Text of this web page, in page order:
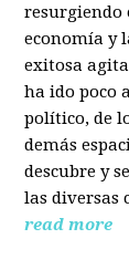
resurgiendo
economía y
exitosa
ha ido poco
político, de
demás
descubre y
las diversas
read more